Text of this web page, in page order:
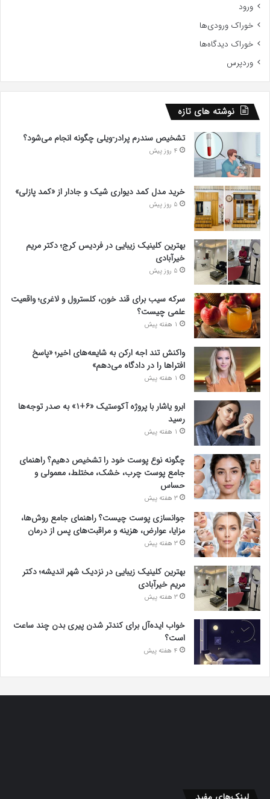
ورود
خوراک ورودی‌ها
خوراک دیدگاه‌ها
وردپرس
نوشته های تازه
تشخیص سندرم پرادر-ویلی چگونه انجام می‌شود؟
4 روز پیش
خرید مدل کمد دیواری شیک و جادار از «کمد پازلی»
5 روز پیش
بهترین کلینیک زیبایی در فردیس کرج؛ دکتر مریم
خیرآبادی
5 روز پیش
سرکه سیب برای قند خون، کلسترول و لاغری؛ واقعیت
علمی چیست؟
1 هفته پیش
واکنش تند اجه ارکن به شایعه‌های اخیر؛ «پاسخ
افتراها را در دادگاه می‌دهم»
1 هفته پیش
ابرو یاشار با پروژه آکوستیک «۶+۱» به صدر توجه‌ها
رسید
1 هفته پیش
چگونه نوع پوست خود را تشخیص دهیم؟ راهنمای
جامع پوست چرب، خشک، مختلط، معمولی و
حساس
3 هفته پیش
جوانسازی پوست چیست؟ راهنمای جامع روش‌ها،
مزایا، عوارض، هزینه و مراقبت‌های پس از درمان
3 هفته پیش
بهترین کلینیک زیبایی در نزدیک شهر اندیشه؛ دکتر
مریم خیرآبادی
3 هفته پیش
خواب ایده‌آل برای کندتر شدن پیری بدن چند ساعت
است؟
4 هفته پیش